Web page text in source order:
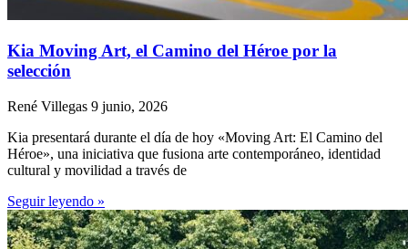
Kia Moving Art, el Camino del Héroe por la
selección
René Villegas 9 junio, 2026
Kia presentará durante el día de hoy «Moving Art: El Camino del
Héroe», una iniciativa que fusiona arte contemporáneo, identidad
cultural y movilidad a través de
Seguir leyendo »